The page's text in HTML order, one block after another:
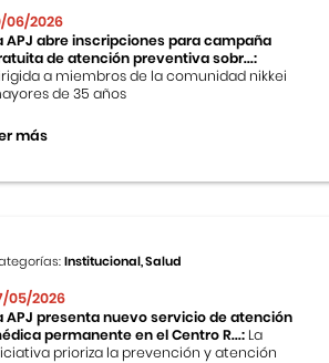
06/2026
APJ abre inscripciones para campaña
de atención preventiva sobr...:
a miembros de la comunidad nikkei
de 35 años
más
Institucional, Salud
05/2026
APJ presenta nuevo servicio de atención
permanente en el Centro R...: La
prioriza la prevención y atención